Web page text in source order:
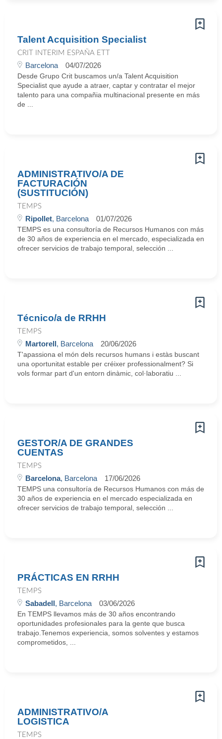
Talent Acquisition Specialist
CRIT INTERIM ESPAÑA ETT
Barcelona 04/07/2026
Desde Grupo Crit buscamos un/a Talent Acquisition
Specialist que ayude a atraer, captar y contratar el mejor
talento para una compañia multinacional presente en más
de ...
ADMINISTRATIVO/A DE
FACTURACIÓN
(SUSTITUCIÓN)
TEMPS
Ripollet, Barcelona 01/07/2026
TEMPS es una consultoría de Recursos Humanos con más
de 30 años de experiencia en el mercado, especializada en
ofrecer servicios de trabajo temporal, selección ...
Técnico/a de RRHH
TEMPS
Martorell, Barcelona 20/06/2026
T'apassiona el món dels recursos humans i estàs buscant
una oportunitat estable per créixer professionalment? Si
vols formar part d'un entorn dinàmic, col·laboratiu ...
GESTOR/A DE GRANDES
CUENTAS
TEMPS
Barcelona, Barcelona 17/06/2026
TEMPS una consultoría de Recursos Humanos con más de
30 años de experiencia en el mercado especializada en
ofrecer servicios de trabajo temporal, selección ...
PRÁCTICAS EN RRHH
TEMPS
Sabadell, Barcelona 03/06/2026
En TEMPS llevamos más de 30 años encontrando
oportunidades profesionales para la gente que busca
trabajo.Tenemos experiencia, somos solventes y estamos
comprometidos, ...
ADMINISTRATIVO/A
LOGISTICA
TEMPS